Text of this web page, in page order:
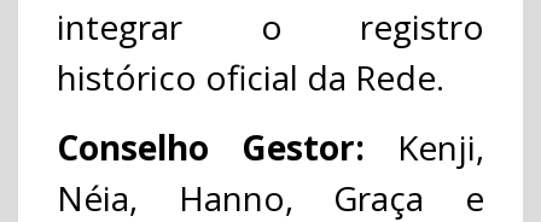
integrar o registro
histórico oficial da Rede.
Conselho Gestor: Kenji,
Néia, Hanno, Graça e